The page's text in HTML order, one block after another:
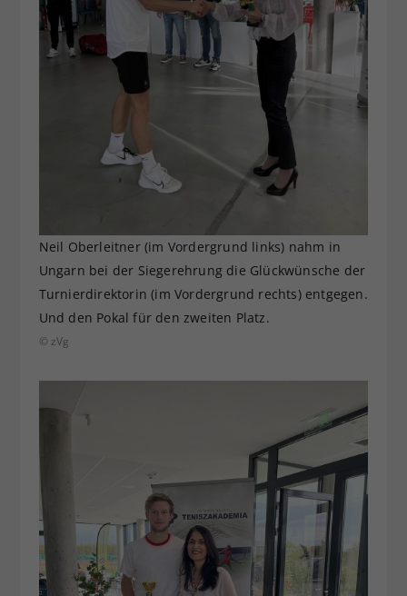
Neil Oberleitner (im Vordergrund links) nahm in
Ungarn bei der Siegerehrung die Glückwünsche der
Turnierdirektorin (im Vordergrund rechts) entgegen.
Und den Pokal für den zweiten Platz.
© zVg